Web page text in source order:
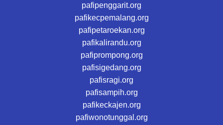
pafipenggarit.org
pafikecpemalang.org
pafipetaroekan.org
pafikalirandu.org
pafiprompong.org
pafisigedang.org
pafisragi.org
pafisampih.org
pafikeckajen.org
pafiwonotunggal.org